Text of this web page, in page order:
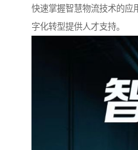
快速掌握智慧物流技术的应
字化转型提供人才支持。